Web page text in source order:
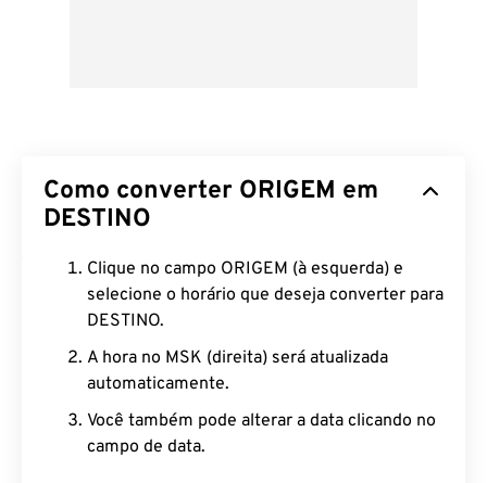
Como converter ORIGEM em
DESTINO
Clique no campo ORIGEM (à esquerda) e
selecione o horário que deseja converter para
DESTINO.
A hora no MSK (direita) será atualizada
automaticamente.
Você também pode alterar a data clicando no
campo de data.